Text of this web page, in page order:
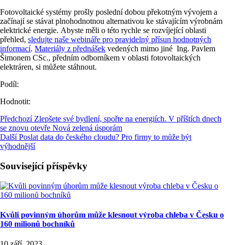
Fotovoltaické systémy prošly poslední dobou překotným vývojem a
začínají se stávat plnohodnotnou alternativou ke stávajícím výrobnám
elektrické energie. Abyste měli o této rychle se rozvíjející oblasti
přehled, sledujte naše webináře pro pravidelný přísun hodnotných
informací. Materiály z přednášek vedených mimo jiné Ing. Pavlem
Šimonem CSc., předním odborníkem v oblasti fotovoltaických
elektráren, si můžete stáhnout.
Podíl:
Hodnotit:
Předchozí Zlepšete své bydlení, spořte na energiích. V příštích dnech
se znovu otevře Nová zelená úsporám
Další Poslat data do českého cloudu? Pro firmy to může být
výhodnější
Související příspěvky
Kvůli povinným úhorům může klesnout výroba chleba v Česku o
160 milionů bochníků